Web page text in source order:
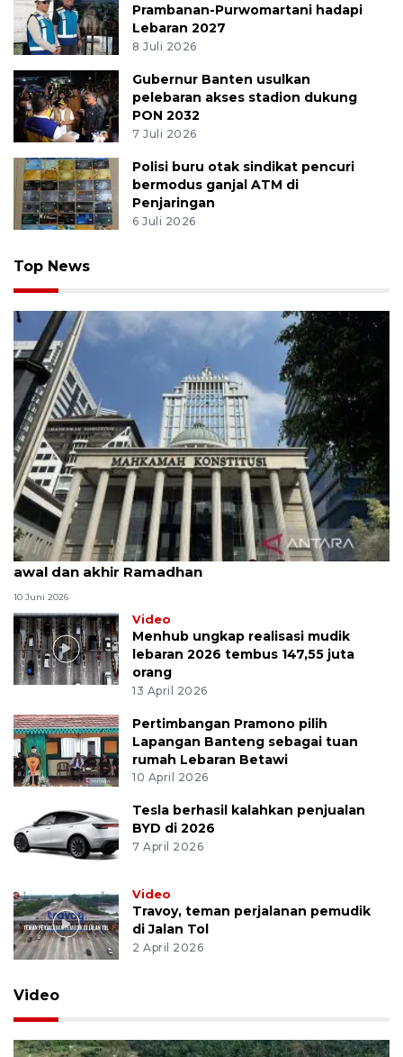
Prambanan-Purwomartani hadapi
Lebaran 2027
8 Juli 2026
Gubernur Banten usulkan
pelebaran akses stadion dukung
PON 2032
7 Juli 2026
Polisi buru otak sindikat pencuri
bermodus ganjal ATM di
Penjaringan
6 Juli 2026
Top News
MK uji materi UU Peradilan Agama perihal isbat
awal dan akhir Ramadhan
10 Juni 2026
Video
Menhub ungkap realisasi mudik
lebaran 2026 tembus 147,55 juta
orang
13 April 2026
Pertimbangan Pramono pilih
Lapangan Banteng sebagai tuan
rumah Lebaran Betawi
10 April 2026
Tesla berhasil kalahkan penjualan
BYD di 2026
7 April 2026
Video
Travoy, teman perjalanan pemudik
di Jalan Tol
2 April 2026
Video